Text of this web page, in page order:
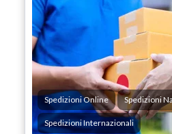
Spedizioni Online Spedizioni
Spedizioni Internazionali